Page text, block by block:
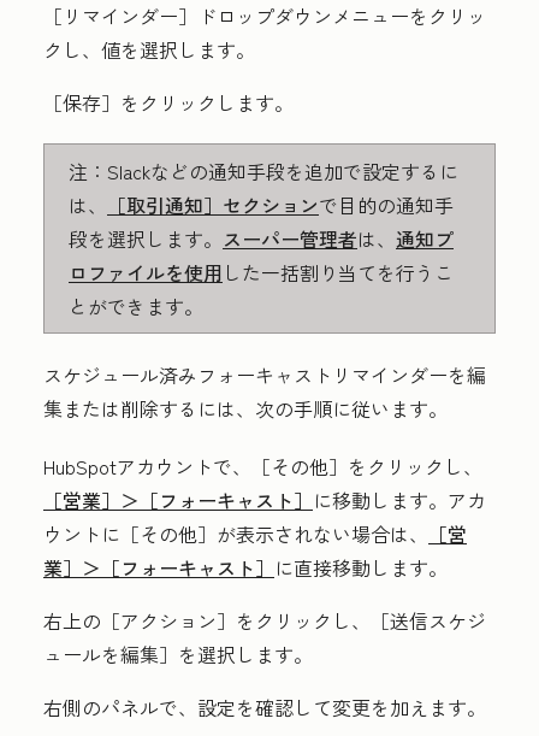
［リマインダー］
ドロップダウンメニューをクリッ
クし、値を選択します。
［保存］ をクリックします。
注： Slackなどの通知手段を追加で設定するに
は、
［取引通知］ セクションで目的の通知手
段を選択します。 スーパー管理者は、 通知プ
ロファイルを使用 した一括割り当てを行うこ
とができます。
スケジュール済みフォーキャストリマインダーを編
集または削除するには、次の手順に従います。
HubSpotアカウントで、
［その他］をクリックし、
［営業］＞ ［フォーキャスト］ に移動します。アカ
ウントに ［その他］が表示されない場合は、
［営
業］＞ ［フォーキャスト］ に直接移動します。
右上の［アクション］ をクリックし、［送信スケジ
ュールを編集］ を選択します。
右側のパネルで、設定を確認して変更を加えます。